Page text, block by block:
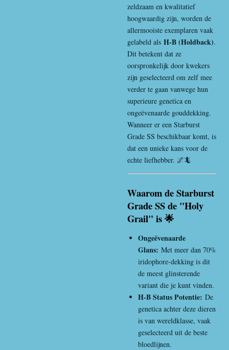
zeldzaam en kwalitatief
hoogwaardig zijn, worden de
allermooiste exemplaren vaak
gelabeld als H-B (Holdback).
Dit betekent dat ze
oorspronkelijk door kwekers
zijn geselecteerd om zelf mee
verder te gaan vanwege hun
superieure genetica en
ongeëvenaarde gouddekking.
Wanneer er een Starburst
Grade SS beschikbaar komt, is
dat een unieke kans voor de
echte liefhebber. 🌌🦎
Waarom de Starburst
Grade SS de "Holy
Grail" is 🌟
Ongeëvenaarde
Glans: Met meer dan 70%
iridophore-dekking is dit
de meest glinsterende
variant die je kunt vinden.
H-B Status Potentie: De
genetica achter deze dieren
is van wereldklasse, vaak
geselecteerd uit de beste
bloedlijnen.